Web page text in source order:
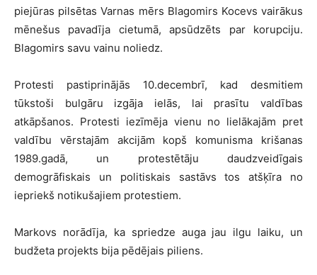
piejūras pilsētas Varnas mērs Blagomirs Kocevs vairākus
mēnešus pavadīja cietumā, apsūdzēts par korupciju.
Blagomirs savu vainu noliedz.
Protesti pastiprinājās 10.decembrī, kad desmitiem
tūkstoši bulgāru izgāja ielās, lai prasītu valdības
atkāpšanos. Protesti iezīmēja vienu no lielākajām pret
valdību vērstajām akcijām kopš komunisma krišanas
1989.gadā, un protestētāju daudzveidīgais
demogrāfiskais un politiskais sastāvs tos atšķīra no
iepriekš notikušajiem protestiem.
Markovs norādīja, ka spriedze auga jau ilgu laiku, un
budžeta projekts bija pēdējais piliens.